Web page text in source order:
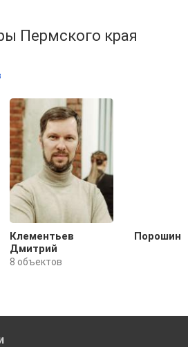
Пермского края
Клементьев
Дмитрий
8 объектов
Порошин